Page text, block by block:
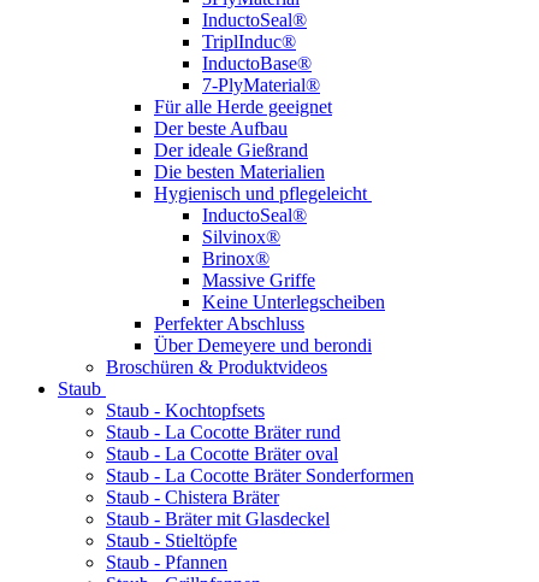
InductoSeal®
TriplInduc®
InductoBase®
7-PlyMaterial®
Für alle Herde geeignet
Der beste Aufbau
Der ideale Gießrand
Die besten Materialien
Hygienisch und pflegeleicht
InductoSeal®
Silvinox®
Brinox®
Massive Griffe
Keine Unterlegscheiben
Perfekter Abschluss
Über Demeyere und berondi
Broschüren & Produktvideos
Staub
Staub - Kochtopfsets
Staub - La Cocotte Bräter rund
Staub - La Cocotte Bräter oval
Staub - La Cocotte Bräter Sonderformen
Staub - Chistera Bräter
Staub - Bräter mit Glasdeckel
Staub - Stieltöpfe
Staub - Pfannen